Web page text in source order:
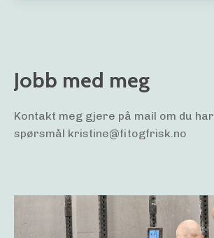
Jobb med meg
Kontakt meg gjere på mail om du har
spørsmål kristine@fitogfrisk.no